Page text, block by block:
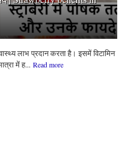
लाभ प्रदान करता है। इसमें विटामिन
में ह... Read more